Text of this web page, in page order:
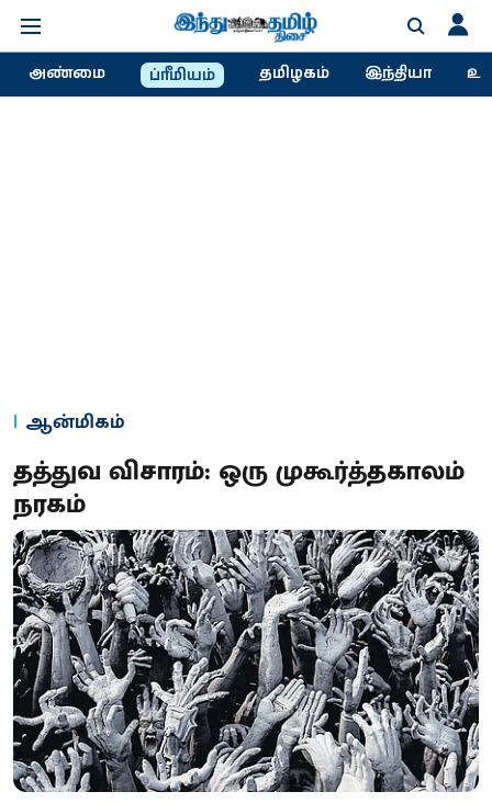
அண்மை ப்ரீமியம் தமிழகம் இந்தியா
ஆன்மிகம்
தத்துவ விசாரம்: ஒரு முகூர்த்தகாலம்
நரகம்